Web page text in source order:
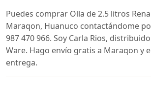
Puedes comprar Olla de 2.5 litros
Maraqon, Huanuco contactándome
987 470 966. Soy Carla Rios,
Ware. Hago envío gratis a Maraqon y
entrega.